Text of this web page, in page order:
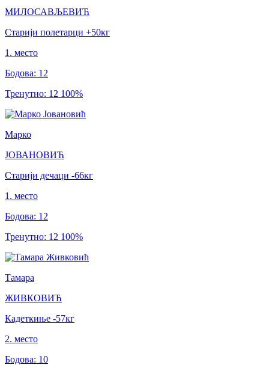
МИЛОСАВЉЕВИЋ
Старији полетарци +50кг
1 . место
Бодова: 12
Тренутно: 12 100%
Марко
ЈОВАНОВИЋ
Старији дечаци -66кг
1 . место
Бодова: 12
Тренутно: 12 100%
Тамара
ЖИВКОВИЋ
Кадеткиње -57кг
2. место
Бодова: 10